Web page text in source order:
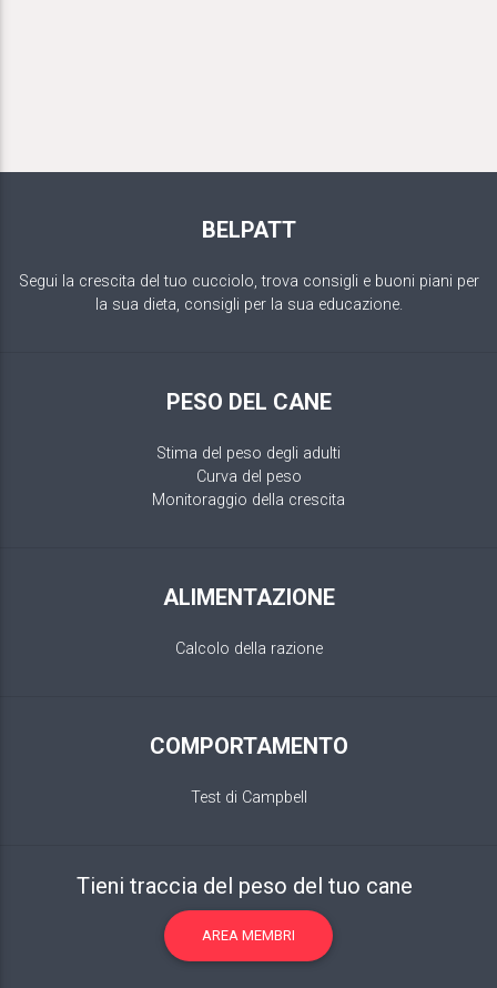
BELPATT
Segui la crescita del tuo cucciolo, trova consigli e buoni piani per
la sua dieta, consigli per la sua educazione.
PESO DEL CANE
Stima del peso degli adulti
Curva del peso
Monitoraggio della crescita
ALIMENTAZIONE
Calcolo della razione
COMPORTAMENTO
Test di Campbell
Tieni traccia del peso del tuo cane
AREA MEMBRI